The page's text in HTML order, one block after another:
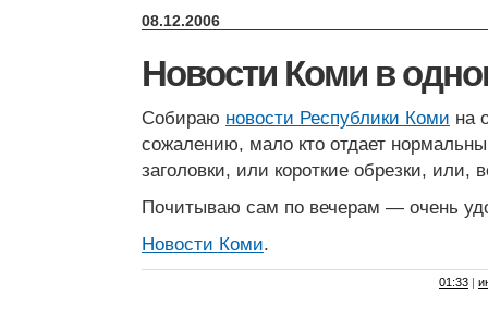
08.12.2006
Новости Коми в
Собираю новости Республики Коми на
сожалению, мало кто отдает
заголовки, или короткие обрезки, или,
Почитываю сам по вечерам — очень
Новости Коми.
01:33 |